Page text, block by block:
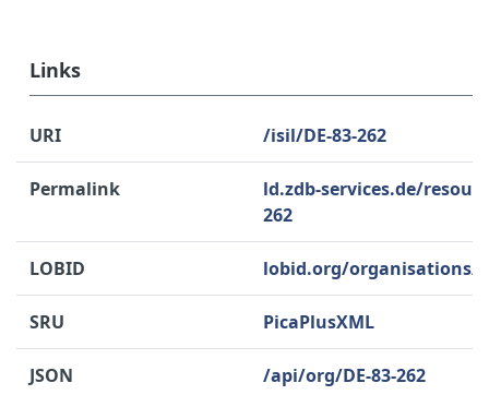
Links
URI /isil/DE-83-262
Permalink
ld.zdb-services.de/
262
LOBID lobid.org/organisations/
SRU PicaPlusXML
JSON /api/org/DE-83-262